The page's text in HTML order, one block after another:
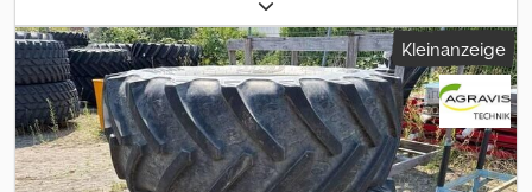
Kleinanzeige